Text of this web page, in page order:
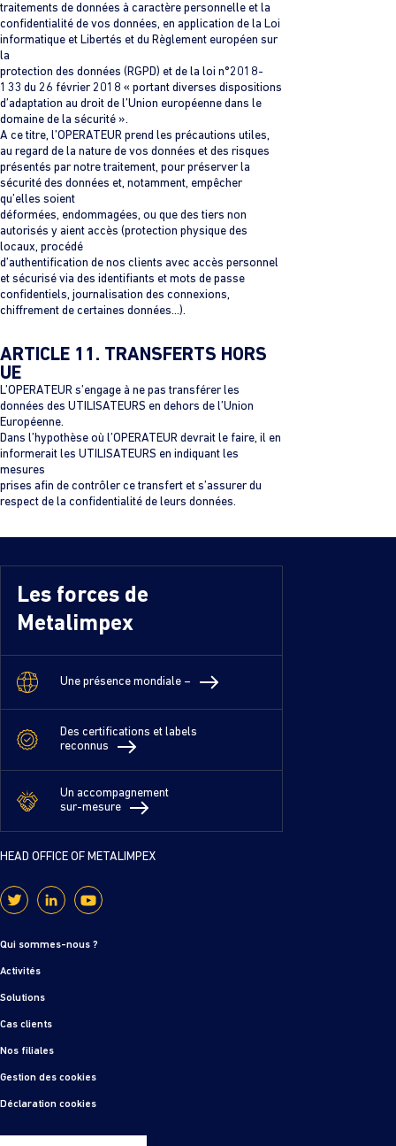
traitements de données à caractère personnelle et la
confidentialité de vos données, en application de la Loi
informatique et Libertés et du Règlement européen sur
la
protection des données (RGPD) et de la loi n°2018-
133 du 26 février 2018 « portant diverses dispositions
d’adaptation au droit de l’Union européenne dans le
domaine de la sécurité ».
A ce titre, l’OPERATEUR prend les précautions utiles,
au regard de la nature de vos données et des risques
présentés par notre traitement, pour préserver la
sécurité des données et, notamment, empêcher
qu’elles soient
déformées, endommagées, ou que des tiers non
autorisés y aient accès (protection physique des
locaux, procédé
d’authentification de nos clients avec accès personnel
et sécurisé via des identifiants et mots de passe
confidentiels, journalisation des connexions,
chiffrement de certaines données…).
ARTICLE 11. TRANSFERTS HORS
UE
L’OPERATEUR s’engage à ne pas transférer les
données des UTILISATEURS en dehors de l’Union
Européenne.
Dans l’hypothèse où l’OPERATEUR devrait le faire, il en
informerait les UTILISATEURS en indiquant les
mesures
prises afin de contrôler ce transfert et s’assurer du
respect de la confidentialité de leurs données.
Les forces de
Metalimpex
Une présence mondiale –
Des certifications et labels
reconnus
Un accompagnement
sur-mesure
HEAD OFFICE OF METALIMPEX
Qui sommes-nous ?
Activités
Solutions
Cas clients
Nos filiales
Gestion des cookies
Déclaration cookies